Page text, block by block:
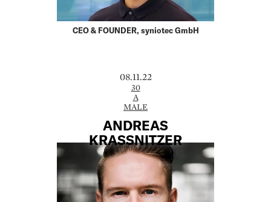
CEO & FOUNDER, syniotec GmbH
08.11.22
30
A
MALE
ANDREAS
KRASSNITZER